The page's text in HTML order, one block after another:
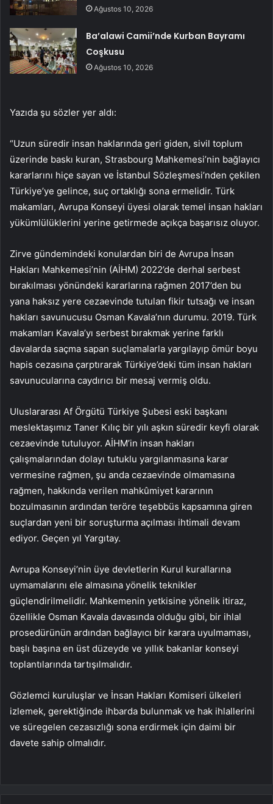
Ağustos 10, 2026
Ba’alawi Camii’nde Kurban Bayramı
Coşkusu
Ağustos 10, 2026
Yazıda şu sözler yer aldı:
“Uzun süredir insan haklarında geri giden, sivil toplum
üzerinde baskı kuran, Strasbourg Mahkemesi’nin bağlayıcı
kararlarını hiçe sayan ve İstanbul Sözleşmesi’nden çekilen
Türkiye’ye gelince, suç ortaklığı sona ermelidir. Türk
makamları, Avrupa Konseyi üyesi olarak temel insan hakları
yükümlülüklerini yerine getirmede açıkça başarısız oluyor.
Zirve gündemindeki konulardan biri de Avrupa İnsan
Hakları Mahkemesi’nin (AİHM) 2022’de derhal serbest
bırakılması yönündeki kararlarına rağmen 2017’den bu
yana haksız yere cezaevinde tutulan fikir tutsağı ve insan
hakları savunucusu Osman Kavala’nın durumu. 2019. Türk
makamları Kavala’yı serbest bırakmak yerine farklı
davalarda saçma sapan suçlamalarla yargılayıp ömür boyu
hapis cezasına çarptırarak Türkiye’deki tüm insan hakları
savunucularına caydırıcı bir mesaj vermiş oldu.
Uluslararası Af Örgütü Türkiye Şubesi eski başkanı
meslektaşımız Taner Kılıç bir yılı aşkın süredir keyfi olarak
cezaevinde tutuluyor. AİHM’in insan hakları
çalışmalarından dolayı tutuklu yargılanmasına karar
vermesine rağmen, şu anda cezaevinde olmamasına
rağmen, hakkında verilen mahkûmiyet kararının
bozulmasının ardından teröre teşebbüs kapsamına giren
suçlardan yeni bir soruşturma açılması ihtimali devam
ediyor. Geçen yıl Yargıtay.
Avrupa Konseyi’nin üye devletlerin Kurul kurallarına
uymamalarını ele almasına yönelik teknikler
güçlendirilmelidir. Mahkemenin yetkisine yönelik itiraz,
özellikle Osman Kavala davasında olduğu gibi, bir ihlal
prosedürünün ardından bağlayıcı bir karara uyulmaması,
başlı başına en üst düzeyde ve yıllık bakanlar konseyi
toplantılarında tartışılmalıdır.
Gözlemci kuruluşlar ve İnsan Hakları Komiseri ülkeleri
izlemek, gerektiğinde ihbarda bulunmak ve hak ihlallerini
ve süregelen cezasızlığı sona erdirmek için daimi bir
davete sahip olmalıdır.